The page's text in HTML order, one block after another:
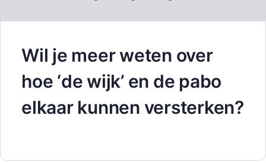
Wil je meer weten over
hoe ‘de wijk’ en de pabo
elkaar kunnen versterken?